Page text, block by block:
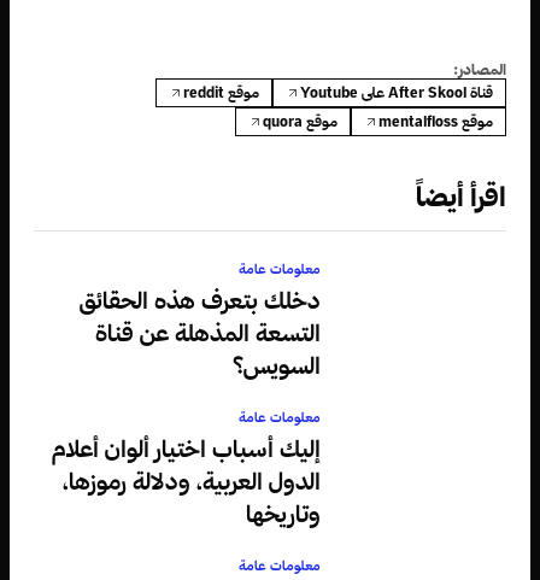
المصادر:
قناة After Skool على Youtube
موقع reddit
موقع mentalfloss
موقع quora
اقرأ أيضاً
معلومات عامة
دخلك بتعرف هذه الحقائق
التسعة المذهلة عن قناة
السويس؟
معلومات عامة
إليك أسباب اختيار ألوان أعلام
الدول العربية، ودلالة رموزها،
وتاريخها
معلومات عامة